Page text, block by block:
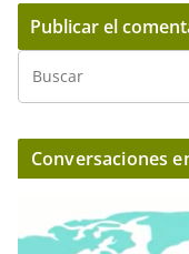
Conversaciones
e